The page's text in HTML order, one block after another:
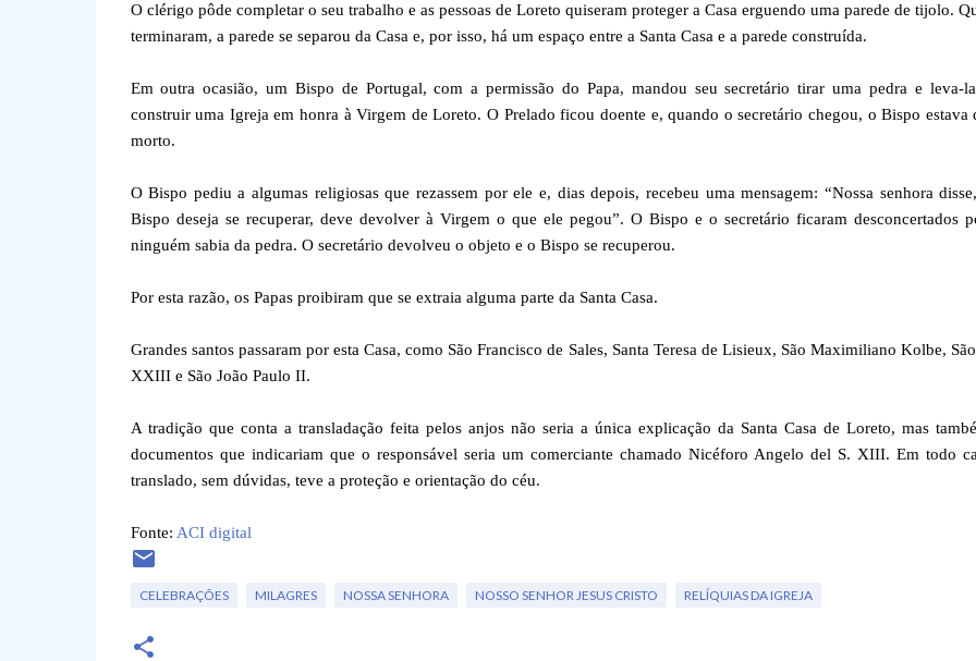
O clérigo pôde completar o seu trabalho e as pessoas de Loreto quiseram proteger a Casa erguendo uma parede de tijolo.
terminaram, a parede se separou da Casa e, por isso, há um espaço entre a Santa Casa e a parede construída.
Em outra ocasião, um Bispo de Portugal, com a permissão do Papa, mandou seu secretário tirar uma pedra e leva-
construir uma Igreja em honra à Virgem de Loreto. O Prelado ficou doente e, quando o secretário chegou, o Bispo estava
morto.
O Bispo pediu a algumas religiosas que rezassem por ele e, dias depois, recebeu uma mensagem: “Nossa senhora
Bispo deseja se recuperar, deve devolver à Virgem o que ele pegou”. O Bispo e o secretário ficaram desconcertados
ninguém sabia da pedra. O secretário devolveu o objeto e o Bispo se recuperou.
Por esta razão, os Papas proibiram que se extraia alguma parte da Santa Casa.
Grandes santos passaram por esta Casa, como São Francisco de Sales, Santa Teresa de Lisieux, São Maximiliano Kolbe,
XXIII e São João Paulo II.
A tradição que conta a transladação feita pelos anjos não seria a única explicação da Santa Casa de Loreto, mas
documentos que indicariam que o responsável seria um comerciante chamado Nicéforo Angelo del S. XIII. Em todo
translado, sem dúvidas, teve a proteção e orientação do céu.
Fonte: ACI digital
CELEBRAÇÕES MILAGRES NOSSA SENHORA NOSSO SENHOR JESUS CRISTO RELÍQUIAS DA IGREJA